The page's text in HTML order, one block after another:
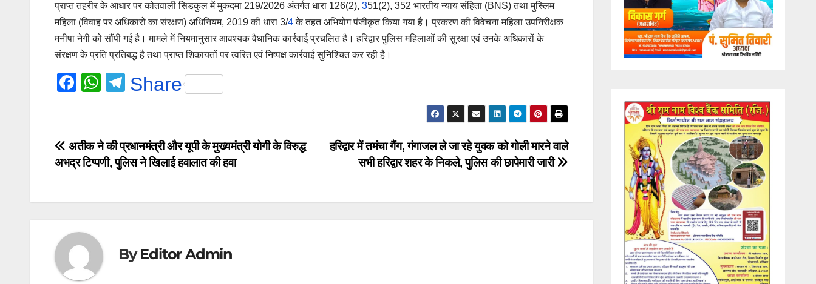
प्राप्त तहरीर के आधार पर कोतवाली सिडकुल में मुकदमा 219/2026 अंतर्गत धारा 126(2), 351(2), 352 भारतीय न्याय संहिता (BNS) तथा मुस्लिम
महिला (विवाह पर अधिकारों का संरक्षण) अधिनियम, 2019 की धारा 3/4के तहत अभियोग पंजीकृत किया गया है। प्रकरण की विवेचना महिला उपनिरीक्षक
मनीषा नेगी को सौंपी गई है। मामले में नियमानुसार आवश्यक वैधानिक कार्रवाई प्रचलित है। हरिद्वार पुलिस महिलाओं की सुरक्षा एवं उनके अधिकारों के
संरक्षण के प्रति प्रतिबद्ध है तथा प्राप्त शिकायतों पर त्वरित एवं निष्पक्ष कार्रवाई सुनिश्चित कर रही है।
F
e
b
o
W
s
A
p
T
gr
a
Share
Post
navigation
हरिद्वार में तमंचा गैंग, गंगाजल ले जा रहे युवक को गोली मारने वाले
सभी हरिद्वार शहर के निकले, पुलिस की छापेमारी जारी
अतीक ने की प्रधानमंत्री और यूपी के मुख्यमंत्री योगी के विरुद्ध
अभद्र टिप्पणी, पुलिस ने खिलाई हवालात की हवा
ByEditor Admin